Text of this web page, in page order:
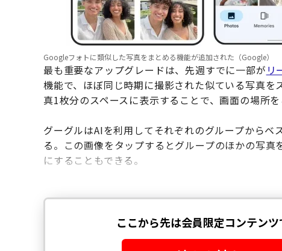
Googleフォトに類似した写真をまとめる機能が追加された（Google）
最も重要なアップグレードは、先週すでに一部が リ
機能で、ほぼ同じ時期に撮影された似ている写真
真1枚分のスペースに表示することで、画面の場所
グーグルはAIを利用してそれぞれのグループから
る。この画像をタップするとグループのほかの写
にすることもできる。